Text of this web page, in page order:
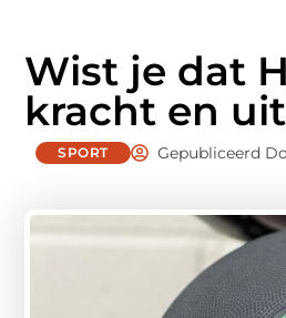
Wist je dat
kracht en
SPORT Gepubliceerd